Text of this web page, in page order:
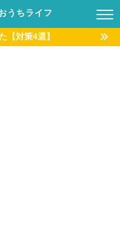
うちライフ
【対策4選】